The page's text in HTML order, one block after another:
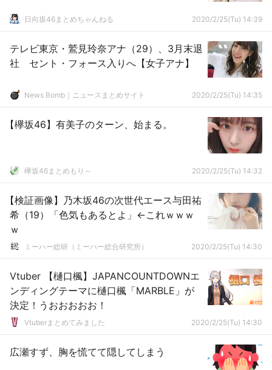
日向坂46まとめちゃんねる 2020/2/25(Tu) 14:39
テレビ東京・鷲見玲奈アナ（29）、3月末退
社 セント・フォース入りへ【女子アナ】
News Bomb｜ニュースまとめサイト 2020/2/25(Tu) 14:35
【欅坂46】有美子のターン、始まる。
欅坂46まとめもり～ 2020/2/25(Tu) 14:32
【検証画像】乃木坂46の次世代エース与田祐
希（19）「色気もあるとよ」←これｗｗｗ
ｗ
ミーハー総研（ミーハー総合研究所） 2020/2/25(Tu) 14:30
Vtuber 【樋口楓】JAPANCOUNTDOWNエ
ンディングテーマに樋口楓「MARBLE」が
決定！うおおおおお！
Vtuberまとめてみました 2020/2/25(Tu) 14:30
広瀬すず、胸を慌てて隠してしまう